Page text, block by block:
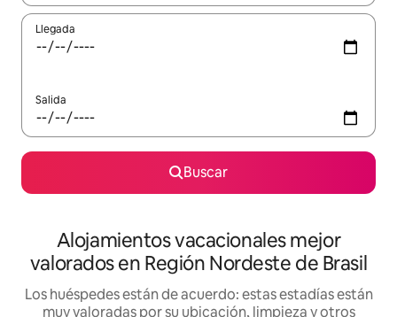
Llegada
Salida
Buscar
Alojamientos vacacionales mejor
valorados en Región Nordeste de Brasil
Los huéspedes están de acuerdo: estas estadías están
muy valoradas por su ubicación, limpieza y otros